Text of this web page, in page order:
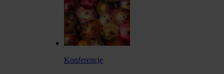
Konferencje